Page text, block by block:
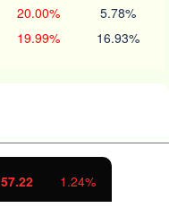
20.00% 5.78%
19.99% 16.93%
57.22 1.24%